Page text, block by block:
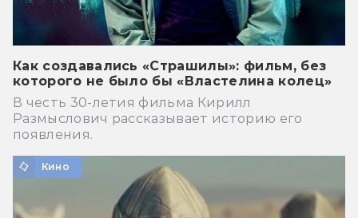
Как создавались «Страшилы»: фильм, без
которого не было бы «Властелина колец»
В честь 30-летия фильма Кирилл
Размыслович рассказывает историю его
появления.
Кино